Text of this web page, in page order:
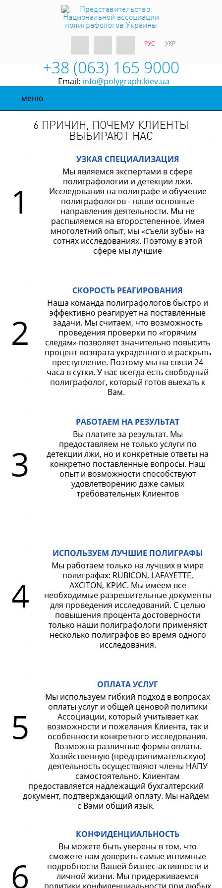
РУС УКР
+38 (063) 165 9000
Email: info@polygraph.kiev.ua
меню
6 ПРИЧИН, ПОЧЕМУ КЛИЕНТЫ
ВЫБИРАЮТ НАС
1
УЗКАЯ СПЕЦИАЛИЗАЦИЯ
Мы являемся экспертами в сфере
полиграфологии и детекции лжи.
Исследования на полиграфе и обучение
полиграфологов - наши основные
направления деятельности. Мы не
распыляемся на второстепенное. Имея
многолетний опыт, мы «съели зубы» на
сотнях исследованиях. Поэтому в этой
сфере мы лучшие
2
СКОРОСТЬ РЕАГИРОВАНИЯ
Наша команда полиграфологов быстро и
эффективно реагирует на поставленные
задачи. Мы считаем, что возможность
проведения проверки по «горячим
следам» позволяет значительно повысить
процент возврата украденного и раскрыть
преступление. Поэтому мы на связи 24
часа в сутки. У нас всегда есть свободный
полиграфолог, который готов выехать к
Вам.
3
РАБОТАЕМ НА РЕЗУЛЬТАТ
Вы платите за результат. Мы
предоставляем не только услуги по
детекции лжи, но и конкретные ответы на
конкретно поставленные вопросы. Наш
опыт и возможности способствуют
удовлетворению даже самых
требовательных Клиентов
4
ИСПОЛЬЗУЕМ ЛУЧШИЕ ПОЛИГРАФЫ
Мы работаем только на лучших в мире
полиграфах: RUBICON, LAFAYETTE,
AXCITON, КРИС. Мы имеем все
необходимые разрешительные документы
для проведения исследований. С целью
повышения процента достоверности
только наши полиграфологи применяют
несколько полиграфов во время одного
исследования.
5
ОПЛАТА УСЛУГ
Мы используем гибкий подход в вопросах
оплаты услуг и общей ценовой политики
Ассоциации, который учитывает как
возможности и пожелания Клиента, так и
особенности конкретного исследования.
Возможна различные формы оплаты.
Хозяйственную (предпринимательскую)
деятельность осуществляют члены НАПУ
самостоятельно. Клиентам
предоставляется надлежащий бухгалтерский
документ, подтверждающий оплату. Мы найдем
с Вами общий язык.
6
КОНФИДЕНЦИАЛЬНОСТЬ
Вы можете быть уверены в том, что
сможете нам доверить самые интимные
подробности Вашей бизнес-активности и
личной жизни. Мы придерживаемся